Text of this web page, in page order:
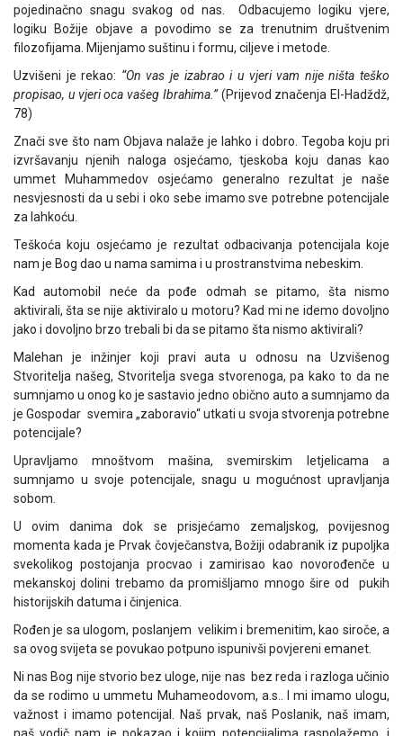
pojedinačno snagu svakog od nas. Odbacujemo logiku vjere,
logiku Božije objave a povodimo se za trenutnim društvenim
filozofijama. Mijenjamo suštinu i formu, ciljeve i metode.
Uzvišeni je rekao: “On vas je izabrao i u vjeri vam nije ništa teško
propisao, u vjeri oca vašeg Ibrahima.”(Prijevod značenja El-Hadždž,
78)
Znači sve što nam Objava nalaže je lahko i dobro. Tegoba koju pri
izvršavanju njenih naloga osjećamo, tjeskoba koju danas kao
ummet Muhammedov osjećamo generalno rezultat je naše
nesvjesnosti da u sebi i oko sebe imamo sve potrebne potencijale
za lahkoću.
Teškoća koju osjećamo je rezultat odbacivanja potencijala koje
nam je Bog dao u nama samima i u prostranstvima nebeskim.
Kad automobil neće da pođe odmah se pitamo, šta nismo
aktivirali, šta se nije aktiviralo u motoru? Kad mi ne idemo dovoljno
jako i dovoljno brzo trebali bi da se pitamo šta nismo aktivirali?
Malehan je inžinjer koji pravi auta u odnosu na Uzvišenog
Stvoritelja našeg, Stvoritelja svega stvorenoga, pa kako to da ne
sumnjamo u onog ko je sastavio jedno obično auto a sumnjamo da
je Gospodar svemira „zaboravio“ utkati u svoja stvorenja potrebne
potencijale?
Upravljamo mnoštvom mašina, svemirskim letjelicama a
sumnjamo u svoje potencijale, snagu u mogućnost upravljanja
sobom.
U ovim danima dok se prisjećamo zemaljskog, povijesnog
momenta kada je Prvak čovječanstva, Božiji odabranik iz pupoljka
svekolikog postojanja procvao i zamirisao kao novorođenče u
mekanskoj dolini trebamo da promišljamo mnogo šire od pukih
historijskih datuma i činjenica.
Rođen je sa ulogom, poslanjem velikim i bremenitim, kao siroče, a
sa ovog svijeta se povukao potpuno ispunivši povjereni emanet.
Ni nas Bog nije stvorio bez uloge, nije nas bez reda i razloga učinio
da se rodimo u ummetu Muhameodovom, a.s.. I mi imamo ulogu,
važnost i imamo potencijal. Naš prvak, naš Poslanik, naš imam,